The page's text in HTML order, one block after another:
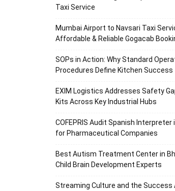
Taxi Service
Mumbai Airport to Navsari Taxi
Affordable & Reliable Gogacab
SOPs in Action: Why Standard
Procedures Define Kitchen Success
EXIM Logistics Addresses Safety
Kits Across Key Industrial Hubs
COFEPRIS Audit Spanish Interpreter
for Pharmaceutical Companies
Best Autism Treatment Center in
Child Brain Development Experts
Streaming Culture and the Success